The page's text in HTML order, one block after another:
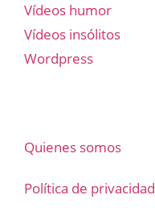
Vídeos humor
Vídeos insólitos
Wordpress
Quienes somos
Política de privacidad